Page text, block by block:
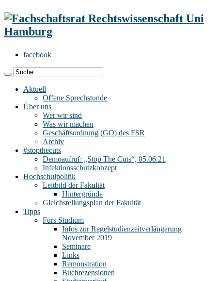
facebook
Aktuell
Offene Sprechstunde
Über uns
Wer wir sind
Was wir machen
Geschäftsordnung (GO) des FSR
Archiv
#stopthecuts
Demoaufruf: „Stop The Cuts“, 05.06.21
Infektionsschutzkonzept
Hochschulpolitik
Leitbild der Fakultät
Hintergründe
Gleichstellungsplan der Fakultät
Tipps
Fürs Studium
Infos zur Regelstudienzeitverlängerung
November 2019
Seminare
Links
Remonstration
Buchrezensionen